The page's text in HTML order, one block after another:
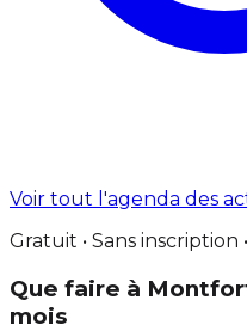
Voir tout l'agenda des
Gratuit • Sans inscription
Que faire à
mois